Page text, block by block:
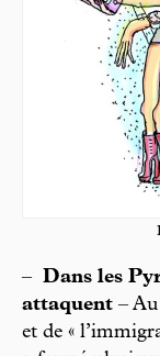
– Dans les
attaquent –
et de «